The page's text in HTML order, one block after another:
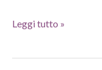
Dazi
Leggi tutto »